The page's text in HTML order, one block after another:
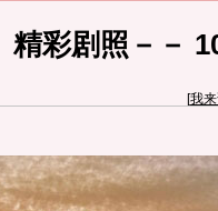
精彩剧照－－
[我